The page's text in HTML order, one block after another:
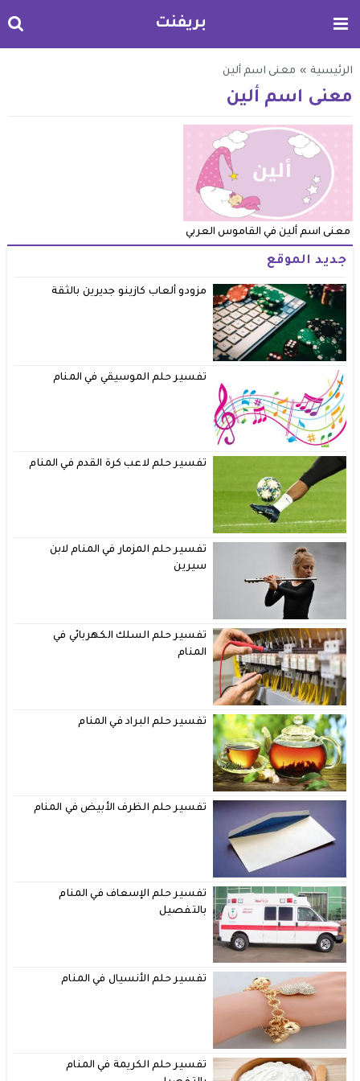
بريفنت
الرئيسية » معنى اسم ألين
معنى اسم ألين
معنى اسم ألين في القاموس العربي
جديد الموقع
مزودو ألعاب كازينو جديرين بالثقة
تفسير حلم الموسيقي في المنام
تفسير حلم لاعب كرة القدم في المنام
تفسير حلم المزمار في المنام لابن
سيرين
تفسير حلم السلك الكهربائي في
المنام
تفسير حلم البراد في المنام
تفسير حلم الظرف الأبيض في المنام
تفسير حلم الإسعاف في المنام
بالتفصيل
تفسير حلم الأنسيال في المنام
تفسير حلم الكريمة في المنام